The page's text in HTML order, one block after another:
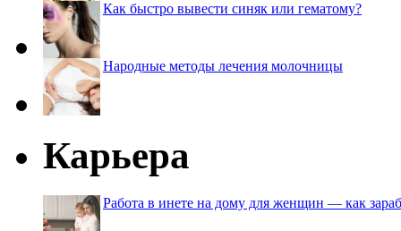
Как быстро вывести синяк или гематому?
Народные методы лечения молочницы
Карьера
Работа в инете на дому для женщин — как